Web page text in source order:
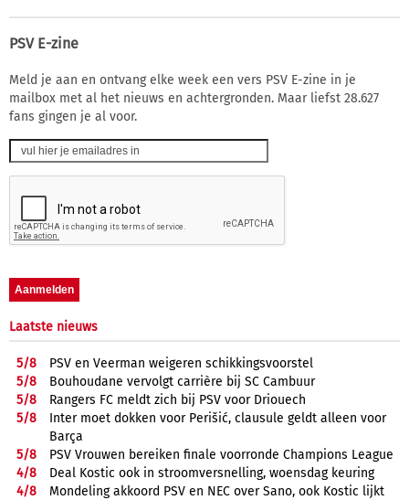
PSV E-zine
Meld je aan en ontvang elke week een vers PSV E-zine in je
mailbox met al het nieuws en achtergronden. Maar liefst 28.627
fans gingen je al voor.
Laatste nieuws
5/8
PSV en Veerman weigeren schikkingsvoorstel
5/8
Bouhoudane vervolgt carrière bij SC Cambuur
5/8
Rangers FC meldt zich bij PSV voor Driouech
5/8
Inter moet dokken voor Perišić, clausule geldt alleen voor
Barça
5/8
PSV Vrouwen bereiken finale voorronde Champions League
4/8
Deal Kostic ook in stroomversnelling, woensdag keuring
4/8
Mondeling akkoord PSV en NEC over Sano, ook Kostic lijkt